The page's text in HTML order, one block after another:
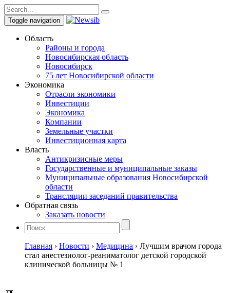
Toggle navigation
Область
Районы и города
Новосибирская область
Новосибирск
75 лет Новосибирской области
Экономика
Отрасли экономики
Инвестиции
Экономика
Компании
Земельные участки
Инвестиционная карта
Власть
Антикризисные меры
Государственные и муниципальные заказы
Муниципальные образования Новосибирской
области
Трансляции заседаний правительства
Обратная связь
Заказать новости
Главная › Новости › Медицина › Лучшим врачом города
стал анестезиолог-реаниматолог детской городской
клинической больницы № 1